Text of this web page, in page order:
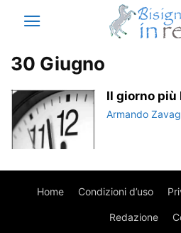
30 Giugno
Il giorno più
Armando
Home Condizioni d’uso
Redazione